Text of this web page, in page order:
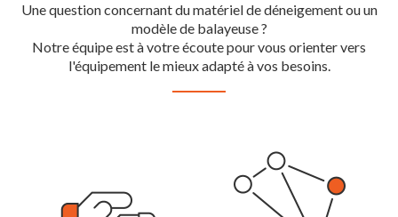
Une question concernant du matériel de déneigement ou un
modèle de balayeuse ?
Notre équipe est à votre écoute pour vous orienter vers
l'équipement le mieux adapté à vos besoins.